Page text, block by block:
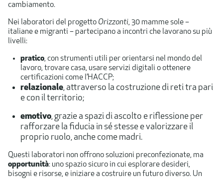
cambiamento.
Nei laboratori del progetto Orizzonti, 30 mamme sole –
italiane e migranti – partecipano a incontri che lavorano su più
livelli:
pratico, con strumenti utili per orientarsi nel mondo del
lavoro, trovare casa, usare servizi digitali o ottenere
certificazioni come l’HACCP;
relazionale, attraverso la costruzione di reti tra pari
e con il territorio;
emotivo, grazie a spazi di ascolto e riflessione per
rafforzare la fiducia in sé stesse e valorizzare il
proprio ruolo, anche come madri. ​​
Questi laboratori non offrono soluzioni preconfezionate, ma
opportunità: uno spazio sicuro in cui esplorare desideri,
bisogni e risorse, e iniziare a costruire un futuro diverso. Un